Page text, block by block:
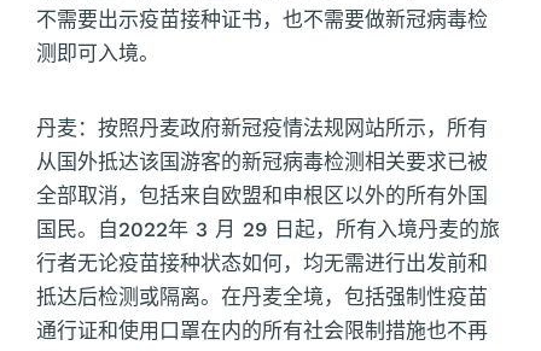
不需要出示疫苗接种证书，也不需要做新冠病毒检
测即可入境。
丹麦：按照丹麦政府新冠疫情法规网站所示，所有
从国外抵达该国游客的新冠病毒检测相关要求已被
全部取消，包括来自欧盟和申根区以外的所有外国
国民。自2022年 3 月 29 日起，所有入境丹麦的旅
行者无论疫苗接种状态如何，均无需进行出发前和
抵达后检测或隔离。在丹麦全境，包括强制性疫苗
通行证和使用口罩在内的所有社会限制措施也不再